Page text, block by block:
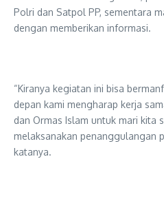
Polri dan Satpol PP, sementara
dengan memberikan informasi.
“Kiranya kegiatan ini bisa
depan kami mengharap kerja
dan Ormas Islam untuk mari kita
melaksanakan penanggulangan
katanya.